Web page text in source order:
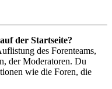
der Startseite?
des Forenteams,
der Moderatoren. Du
wie die Foren, die